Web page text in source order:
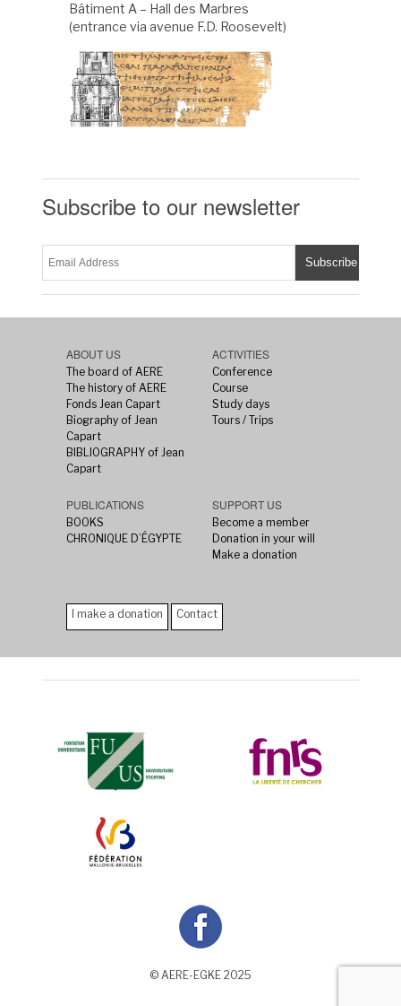
Bâtiment A – Hall des Marbres
(entrance via avenue F.D. Roosevelt)
Subscribe to our newsletter
ABOUT US
The board of AERE
The history of AERE
Fonds Jean Capart
Biography of Jean
Capart
BIBLIOGRAPHY of Jean
Capart
ACTIVITIES
Conference
Course
Study days
Tours / Trips
PUBLICATIONS
BOOKS
CHRONIQUE D’ÉGYPTE
SUPPORT US
Become a member
Donation in your will
Make a donation
I make a donation Contact
© AERE-EGKE 2025